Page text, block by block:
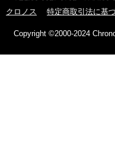
クロノス
特定商取引法に基
Copyright ©2000-2024